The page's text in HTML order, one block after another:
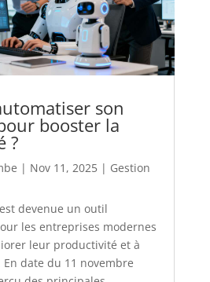
son
booster la
?
| Nov 11, 2025| Gestion
devenue un outil
les entreprises modernes
leur productivité et à
date du 11 novembre